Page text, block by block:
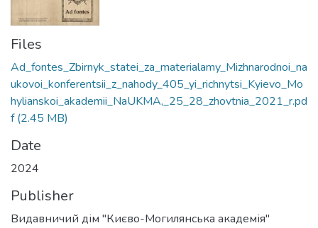
Files
Ad_fontes_Zbirnyk_statei_za_materialamy_Mizhnarodnoi_na
ukovoi_konferentsii_z_nahody_405_yi_richnytsi_Kyievo_Mo
hylianskoi_akademii_NaUKMA,_25_28_zhovtnia_2021_r.pd
f(2.45 MB)
Date
2024
Publisher
Видавничий дім "Києво-Могилянська академія"